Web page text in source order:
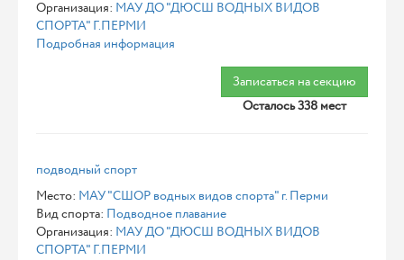
Организация: МАУ ДО "ДЮСШ ВОДНЫХ ВИДОВ
СПОРТА" Г.ПЕРМИ
Подробная информация
Записаться на секцию
Осталось 338 мест
подводный спорт
Место: МАУ "СШОР водных видов спорта" г. Перми
Вид спорта: Подводное плавание
Организация: МАУ ДО "ДЮСШ ВОДНЫХ ВИДОВ
СПОРТА" Г.ПЕРМИ